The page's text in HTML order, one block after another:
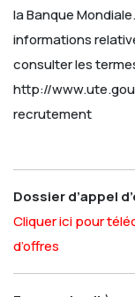
la Banque Mondiale.
informations
consulter les
http://
recrutement
Dossier d’appel
Cliquer ici pour
d’offres